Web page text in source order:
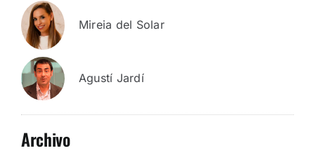
Mireia del Solar
Agustí Jardí
Archivo